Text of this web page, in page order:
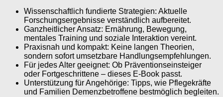
Wissenschaftlich fundierte Strategien: Aktuelle
Forschungsergebnisse verständlich aufbereitet.
Ganzheitlicher Ansatz: Ernährung, Bewegung,
mentales Training und soziale Interaktion vereint.
Praxisnah und kompakt: Keine langen Theorien,
sondern sofort umsetzbare Handlungsempfehlungen.
Für jedes Alter geeignet: Ob Präventionseinsteiger
oder Fortgeschrittene – dieses E-Book passt.
Unterstützung für Angehörige: Tipps, wie Pflegekräfte
und Familien Demenzbetroffene bestmöglich begleiten.